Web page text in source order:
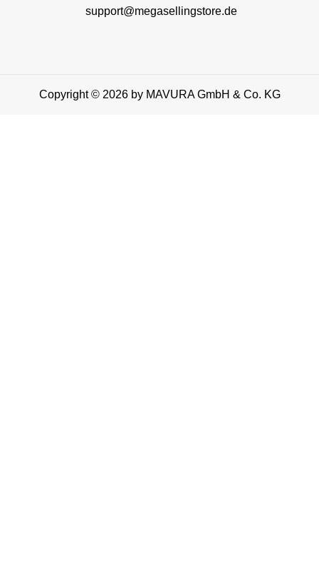
support@megasellingstore.de
Copyright © 2026 by MAVURA GmbH & Co. KG